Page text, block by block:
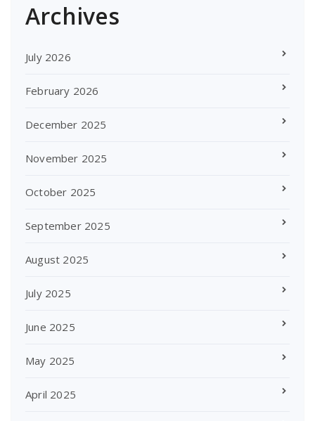
Archives
July 2026
February 2026
December 2025
November 2025
October 2025
September 2025
August 2025
July 2025
June 2025
May 2025
April 2025